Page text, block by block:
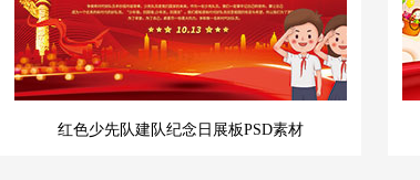
红色少先队建队纪念日展板PSD素材